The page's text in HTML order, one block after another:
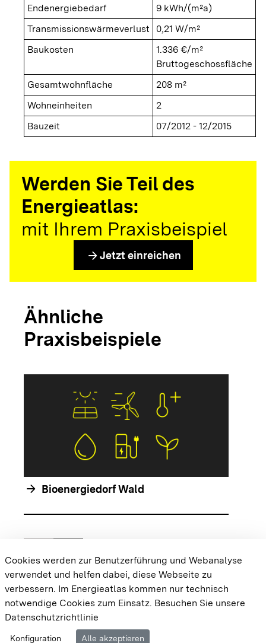
Endenergiebedarf
9 kWh/(m²a)
Transmissionswärmeverlust
0,21 W/m²
Baukosten
1.336 €/m²
Bruttogeschossfläche
Gesamtwohnfläche
208 m²
Wohneinheiten
2
Bauzeit
07/2012 - 12/2015
Werden Sie Teil des
Energieatlas:
mit Ihrem Praxisbeispiel
arrow_forward Jetzt einreichen
Ähnliche
Praxisbeispiele
arrow_forward Bioenergiedorf Wald
Zur vorhergehenden Folie springen
chevron_rightZur nächsten Folie springen
{{#displayPraxisbeispielMap}} {{{body}}}
{{/displayPraxisbeispielMap}}
Cookie-EinstellungenBarrierefreiheit
Cookies werden zur Benutzerführung und Webanalyse
verwendet und helfen dabei, diese Webseite zu
verbessern. Im Energieatlas kommen nur technisch
notwendige Cookies zum Einsatz. Besuchen Sie unsere
Datenschutzrichtlinie
Konfiguration Alle akzeptieren